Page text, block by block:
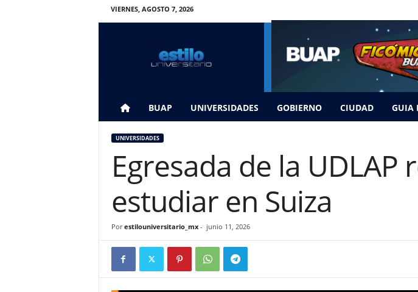
VIERNES, AGOSTO 7, 2026
BUAP UNIVERSIDADES GOBIERNO CIUDAD GUIA
UNIVERSIDADES
Egresada de la UDLAP
estudiar en Suiza
Por estilouniversitario_mx- junio 11, 2026